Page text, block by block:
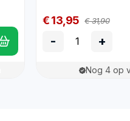
€ 13,95 € 31,90
- +
Nog 4 op